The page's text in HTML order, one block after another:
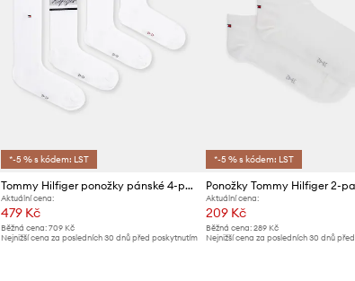
*-5 % s kódem: LST
Tommy Hilfiger ponožky pánské 4-pack
Aktuální cena:
479 Kč
Běžná cena: 709 Kč
Nejnižší cena za posledních 30 dnů před poskytnutím
*-5 % s kódem: LST
Ponožky Tommy Hilfiger 2-
Aktuální cena:
209 Kč
Běžná cena: 289 Kč
Nejnižší cena za posledních 30 dnů